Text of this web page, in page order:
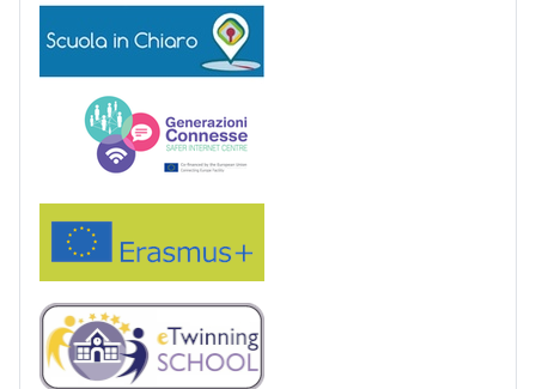
Scuola in chiaro
Erasmus+
eTwinning